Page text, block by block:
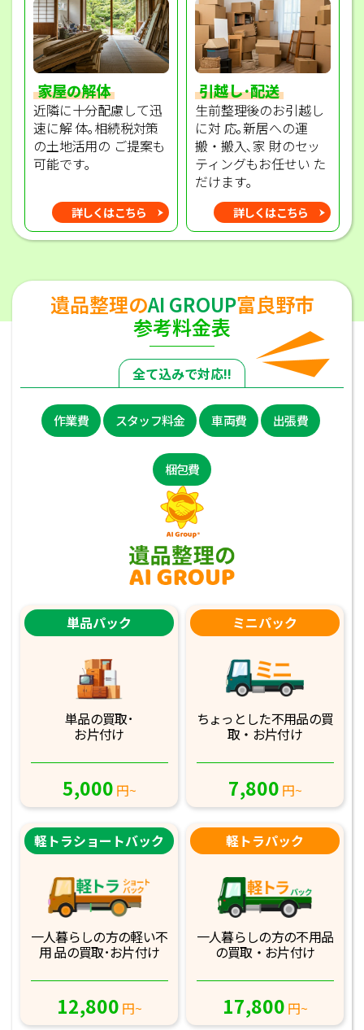
家屋の解体
近隣に十分配慮して迅
速に解 体｡相続税対策
の土地活用の ご提案も
可能です｡
詳しくはこちら
引越し･配送
生前整理後のお引越し
に対 応｡新居への運
搬・搬入､家 財のセッ
ティングもお任せい た
だけます｡
詳しくはこちら
遺品整理のAI GROUP富良野市
参考料金表
全て込みで対応!!
作業費 スタッフ料金 車両費 出張費
梱包費
単品パック
単品の買取･
お片付け
5,000 円~
ミニパック
ちょっとした不用品の買
取・お片付け
7,800 円~
軽トラショートバック
一人暮らしの方の軽い不
用 品の買取･お片付け
12,800 円~
軽トラパック
一人暮らしの方の不用品
の買取・お片付け
17,800 円~